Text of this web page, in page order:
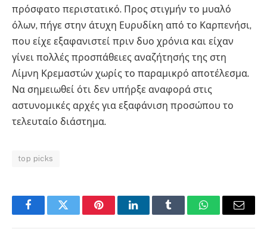
πρόσφατο περιστατικό. Προς στιγμήν το μυαλό
όλων, πήγε στην άτυχη Ευρυδίκη από το Καρπενήσι,
που είχε εξαφανιστεί πριν δυο χρόνια και είχαν
γίνει πολλές προσπάθειες αναζήτησής της στη
Λίμνη Κρεμαστών χωρίς το παραμικρό αποτέλεσμα.
Να σημειωθεί ότι δεν υπήρξε αναφορά στις
αστυνομικές αρχές για εξαφάνιση προσώπου το
τελευταίο διάστημα.
top picks
FacebookTwitter PinterestLinkedInTumblr WhatsAppEmail